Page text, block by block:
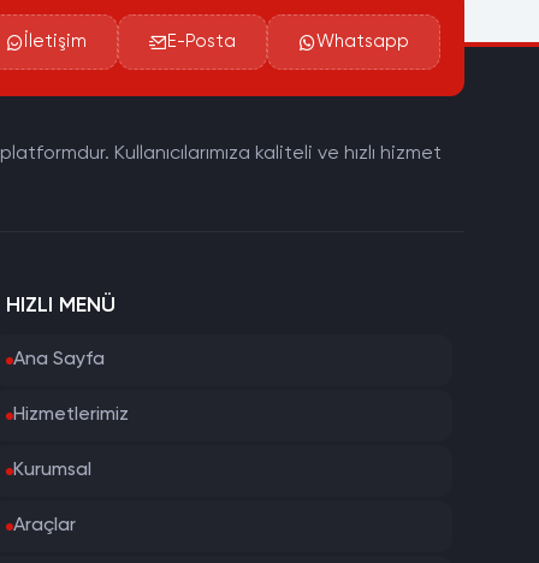
İletişim E-Posta Whatsapp
Kullanıcılarımıza kaliteli ve hızlı hizmet
HIZLI MENÜ
Ana Sayfa
Hizmetlerimiz
Kurumsal
Araçlar